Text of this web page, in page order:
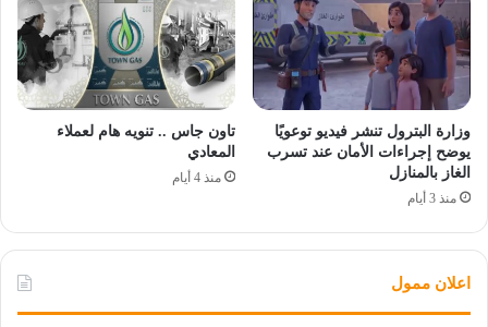
وزارة البترول تنشر فيديو توعويًا
يوضح إجراءات الأمان عند تسرب
الغاز بالمنازل
منذ 3 أيام
تاون جاس .. تنويه هام لعملاء
المعادي
منذ 4 أيام
اعلان ممول